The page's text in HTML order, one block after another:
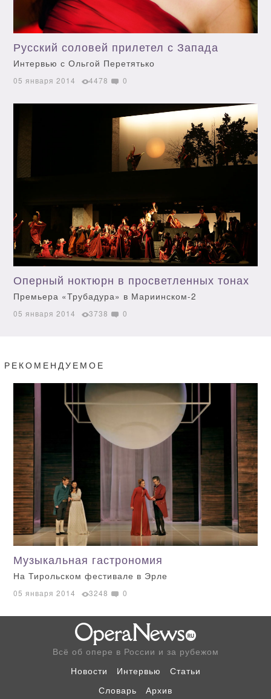
Русский соловей прилетел с Запада
Интервью с Ольгой Перетятько
05 января 2014 4478 0
Оперный ноктюрн в просветленных тонах
Премьера «Трубадура» в Мариинском-2
05 января 2014 3738 0
РЕКОМЕНДУЕМОЕ
Музыкальная гастрономия
На Тирольском фестивале в Эрле
05 января 2014 3248 0
Всё об опере в России и за рубежом
Новости
Интервью
Статьи
Словарь
Архив